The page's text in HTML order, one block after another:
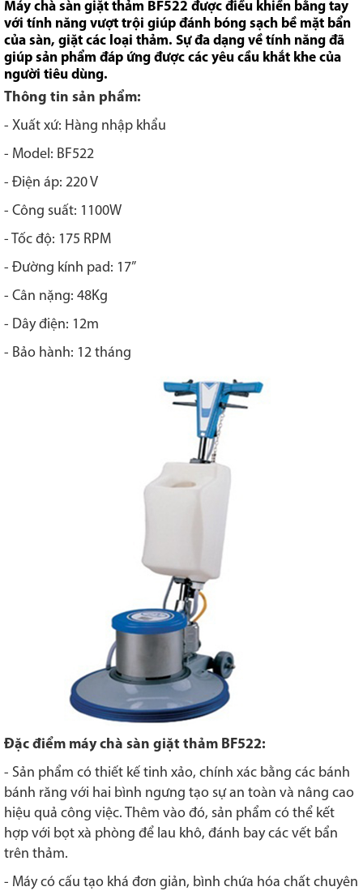
Máy chà sàn giặt thảm BF522 được điều khiền bằng tay
với tính năng vượt trội giúp đánh bóng sạch bề mặt bẩn
của sàn, giặt các loại thảm. Sự đa dạng về tính năng đã
giúp sản phẩm đáp ứng được các yêu cầu khắt khe của
người tiêu dùng.
Thông tin sản phẩm:
- Xuất xứ: Hàng nhập khẩu
- Model: BF522
- Điện áp: 220 V
- Công suất: 1100W
- Tốc độ: 175 RPM
- Đường kính pad: 17”
- Cân nặng: 48Kg
- Dây điện: 12m
- Bảo hành: 12 tháng
Đặc điểm máy chà sàn giặt thảm BF522:
- Sản phẩm có thiết kế tinh xảo, chính xác bằng các bánh
bánh răng với hai bình ngưng tạo sự an toàn và nâng cao
hiệu quả công việc. Thêm vào đó, sản phẩm có thể kết
hợp với bọt xà phòng để lau khô, đánh bay các vết bẩn
trên thảm.
- Máy có cấu tạo khá đơn giản, bình chứa hóa chất chuyên